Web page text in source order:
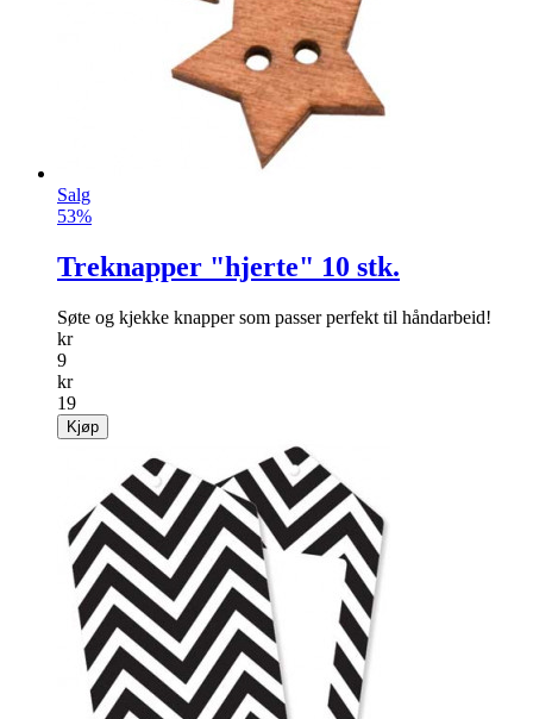
Salg
53%
Treknapper "hjerte" 10 stk.
Søte og kjekke knapper som passer perfekt til håndarbeid!
kr
9
kr
19
Kjøp